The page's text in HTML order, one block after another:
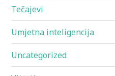
Tečajevi
Umjetna inteligencija
Uncategorized